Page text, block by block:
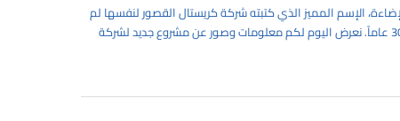
الإسم المميز الذي كتبته شركة كريستال القصور لنفسها لم
يأتي بشكل سهل, بل كل نتيجة للعمل الجاد والدؤوب على مدار أكثر من 30 عاماً. نعرض اليوم لكم معلومات وصور عن مشروع جديد لشركة